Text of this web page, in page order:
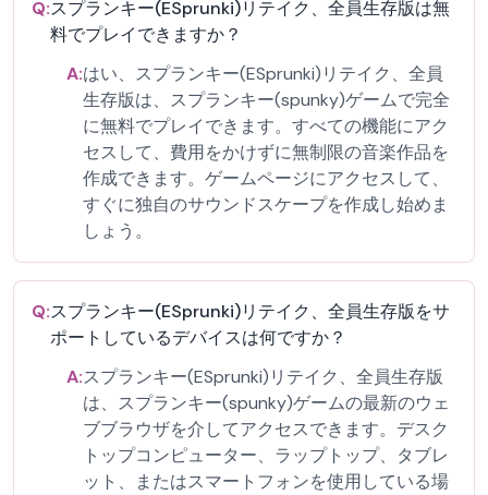
Q:スプランキー(ESprunki)リテイク、全員生存版は無
料でプレイできますか？
A:はい、スプランキー(ESprunki)リテイク、全員
生存版は、スプランキー(spunky)ゲームで完全
に無料でプレイできます。すべての機能にアク
セスして、費用をかけずに無制限の音楽作品を
作成できます。ゲームページにアクセスして、
すぐに独自のサウンドスケープを作成し始めま
しょう。
Q:スプランキー(ESprunki)リテイク、全員生存版をサ
ポートしているデバイスは何ですか？
A:スプランキー(ESprunki)リテイク、全員生存版
は、スプランキー(spunky)ゲームの最新のウェ
ブブラウザを介してアクセスできます。デスク
トップコンピューター、ラップトップ、タブレ
ット、またはスマートフォンを使用している場